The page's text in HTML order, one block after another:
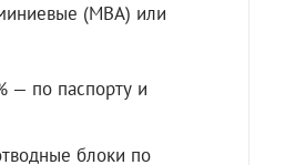
(МВА) или
— по паспорту и
блоки по